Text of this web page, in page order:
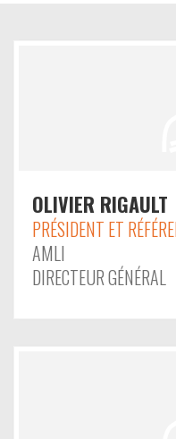
OLIVIER RIGAULT
PRÉSIDENT ET
AMLI
DIRECTEUR GÉNÉRAL